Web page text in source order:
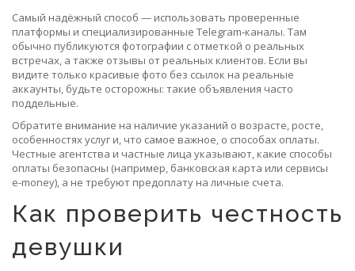
Самый надёжный способ — использовать проверенные
платформы и специализированные Telegram‑каналы. Там
обычно публикуются фотографии с отметкой о реальных
встречах, а также отзывы от реальных клиентов. Если вы
видите только красивые фото без ссылок на реальные
аккаунты, будьте осторожны: такие объявления часто
поддельные.
Обратите внимание на наличие указаний о возрасте, росте,
особенностях услуг и, что самое важное, о способах оплаты.
Честные агентства и частные лица указывают, какие способы
оплаты безопасны (например, банковская карта или сервисы
e‑money), а не требуют предоплату на личные счета.
Как проверить честность
девушки